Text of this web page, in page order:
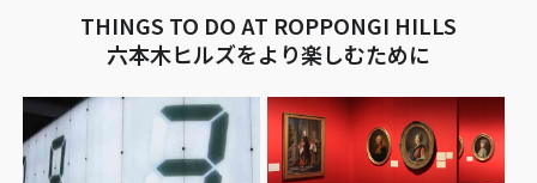
THINGS TO DO AT ROPPONGI HILLS
六本木ヒルズをより楽しむために